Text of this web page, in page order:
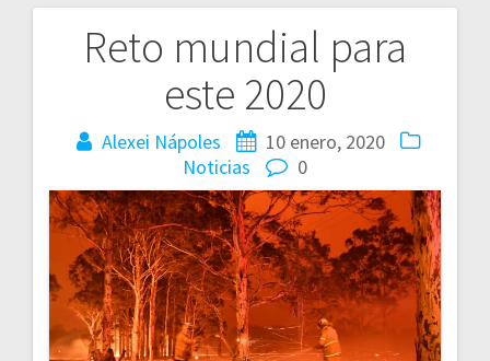
Reto mundial para
este 2020
Alexei Nápoles
10 enero, 2020
Noticias
0
Navegación
entradas